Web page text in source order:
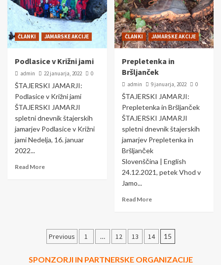
5
ČLANKI DOGODKI
50 let Šaleškega jamarskega kluba
Podlasica Topolšica
ČLANKI JAMARSKE AKCIJE
Podlasice v Križni jami
admin 22 januarja, 2022 0
ŠTAJERSKI JAMARJI:
Podlasice v Križni jami
ŠTAJERSKI JAMARJI
spletni dnevnik štajerskih
jamarjev Podlasice v Križni
jami Nedelja, 16. januar
2022...
Read More
ČLANKI JAMARSKE AKCIJE
Prepletenka in
Bršljanček
admin 9 januarja, 2022 0
ŠTAJERSKI JAMARJI:
Prepletenka in Bršljanček
ŠTAJERSKI JAMARJI
spletni dnevnik štajerskih
jamarjev Prepletenka in
Bršljanček
Slovenščina | English
24.12.2021, petek Vhod v
Jamo...
Read More
Številčenje
prispevkov
Previous 1 … 12 13 14 15
SPONZORJI IN PARTNERSKE ORGANIZACIJE